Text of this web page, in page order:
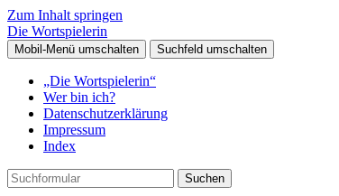
Zum Inhalt springen
Die Wortspielerin
Mobil-Menü umschalten Suchfeld umschalten
„Die Wortspielerin“
Wer bin ich?
Datenschutzerklärung
Impressum
Index
Suchen